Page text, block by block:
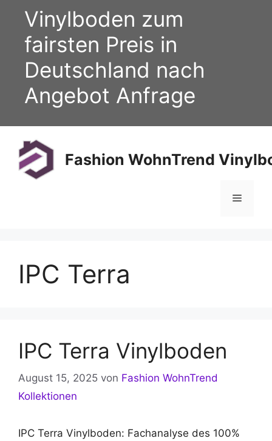
springen
Vinylboden zum
fairsten Preis in
Deutschland nach
Angebot Anfrage
Fashion WohnTrend
Menü
IPC Terra
IPC Terra Vinylboden
August 15, 2025 von Fashion WohnTrend
Kollektionen
IPC Terra Vinylboden: Fachanalyse des 100%